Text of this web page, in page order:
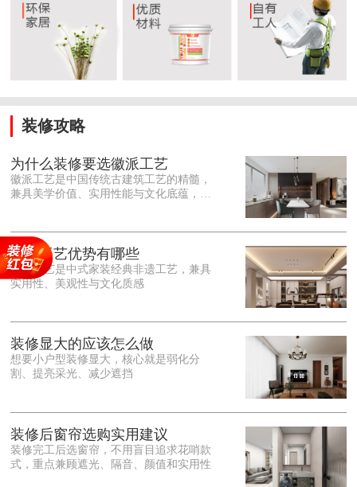
装修攻略
为什么装修要选徽派工艺
徽派工艺是中国传统古建筑工艺的精髓，
兼具美学价值、实用性能与文化底蕴，优
雕细琢的砖、木、石雕为特色，线条古朴
大气，意境悠远，自带东方中式雅致韵
味，耐看且不易过时。<o:p></o:p> 在工
艺品质上，徽派工艺遵循古法匠心工序，
保耐用，抗风化、耐腐蚀，使用
徽派工艺优势有哪些
徽派工艺是中式家装经典非遗工艺，兼具
实用性、美观性与文化质感
装修显大的应该怎么做
想要小户型装修显大，核心就是弱化分
割、提亮采光、减少遮挡
装修后窗帘选购实用建议
装修完工后选窗帘，不用盲目追求花哨款
式，重点兼顾遮光、隔音、颜值和实用性